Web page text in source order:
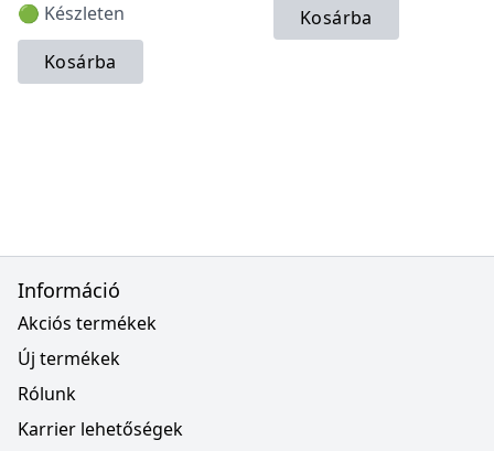
🟢 Készleten
Kosárba
Kosárba
Információ
Akciós termékek
Új termékek
Rólunk
Karrier lehetőségek